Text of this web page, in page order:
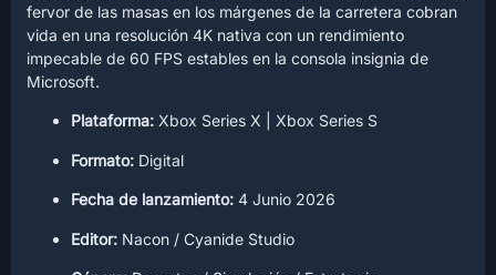
fervor de las masas en los márgenes de la carretera cobran
vida en una resolución 4K nativa con un rendimiento
impecable de 60 FPS estables en la consola insignia de
Microsoft.
Plataforma: Xbox Series X | Xbox Series S
Formato: Digital
Fecha de lanzamiento: 4 Junio 2026
Editor: Nacon / Cyanide Studio